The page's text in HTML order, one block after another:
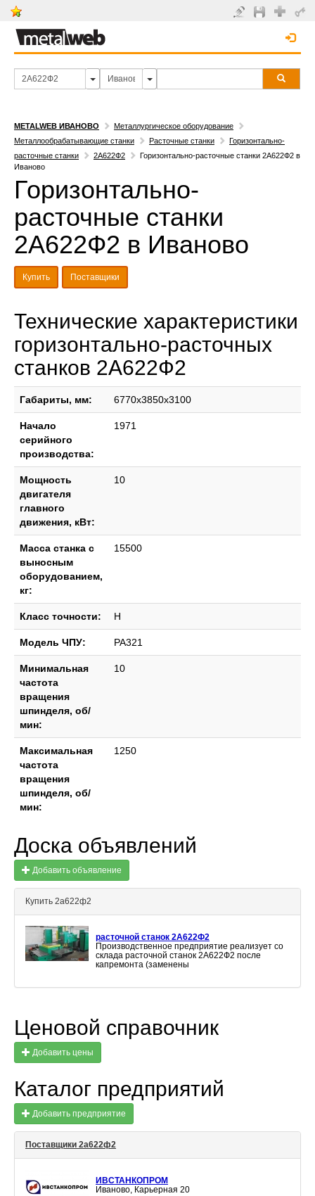
METALWEB ИВАНОВО
Металлургическое оборудование
Металлообрабатывающие станки
Расточные станки
Горизонтально-
расточные станки
2А622Ф2
Горизонтально-расточные станки 2А622Ф2 в
Иваново
Горизонтально-
расточные станки
2А622Ф2 в Иваново
Купить Поставщики
Технические характеристики
горизонтально-расточных
станков 2А622Ф2
Габариты, мм: 6770x3850x3100
Начало
серийного
производства:
1971
Мощность
двигателя
главного
движения, кВт:
10
Масса станка с
выносным
оборудованием,
кг:
15500
Класс точности: Н
Модель ЧПУ: РА321
Минимальная
частота
вращения
шпинделя, об/
мин:
10
Максимальная
частота
вращения
шпинделя, об/
мин:
1250
Доска объявлений
Добавить объявление
Купить 2а622ф2
расточной станок 2А622Ф2
Производственное предприятие реализует со
склада расточной станок 2А622Ф2 после
капремонта (заменены
Ценовой справочник
Добавить цены
Каталог предприятий
Добавить предприятие
Поставщики 2а622ф2
ИВСТАНКОПРОМ
Иваново, Карьерная 20